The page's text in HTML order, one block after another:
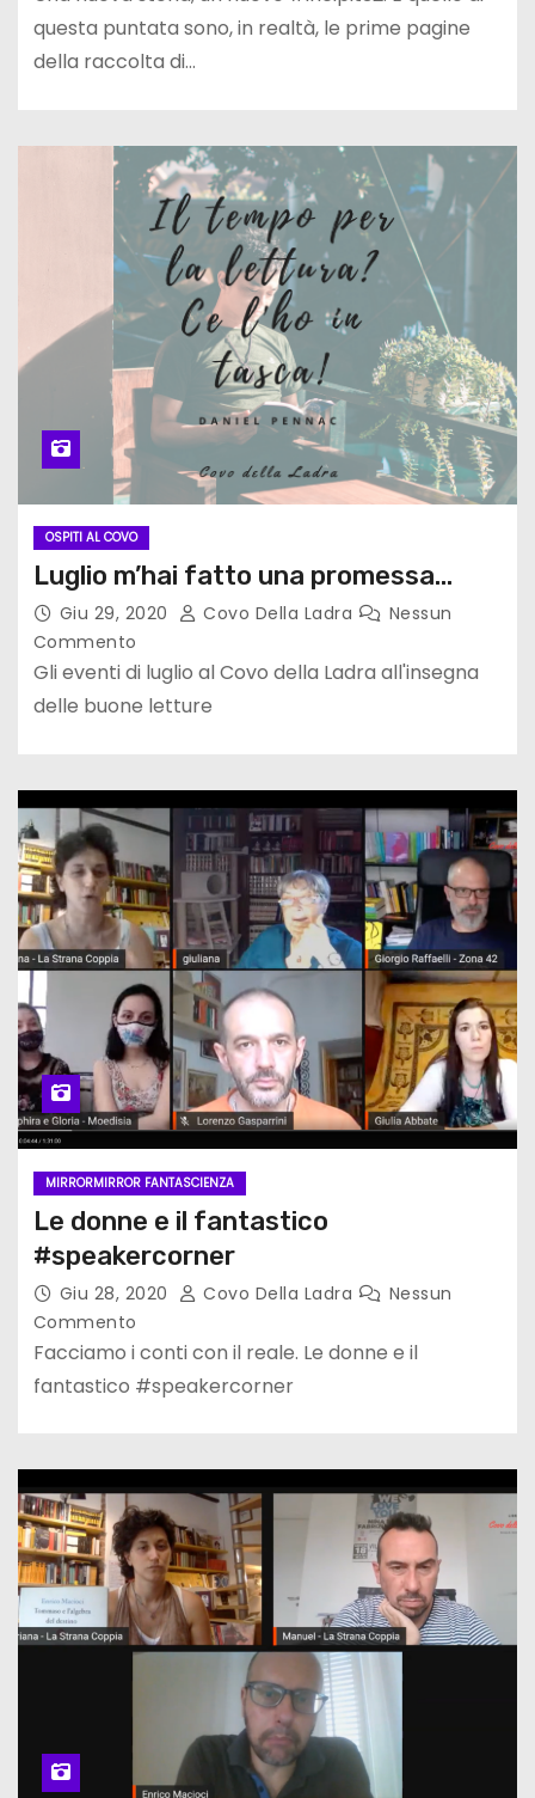
questa puntata sono, in realtà, le prime pagine
della raccolta di…
OSPITI AL COVO
Luglio m’hai fatto una promessa…
Giu 29, 2020 Covo Della Ladra
Nessun
Commento
Gli eventi di luglio al Covo della Ladra all'insegna
delle buone letture
MIRRORMIRROR FANTASCIENZA
Le donne e il fantastico
#speakercorner
Giu 28, 2020 Covo Della Ladra
Nessun
Commento
Facciamo i conti con il reale. Le donne e il
fantastico #speakercorner